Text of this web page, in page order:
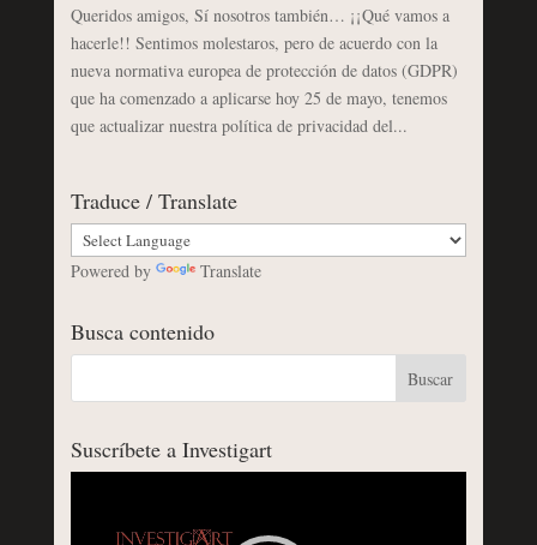
Queridos amigos, Sí nosotros también… ¡¡Qué vamos a
hacerle!! Sentimos molestaros, pero de acuerdo con la
nueva normativa europea de protección de datos (GDPR)
que ha comenzado a aplicarse hoy 25 de mayo, tenemos
que actualizar nuestra política de privacidad del...
Traduce / Translate
Powered by Translate
Busca contenido
Suscríbete a Investigart